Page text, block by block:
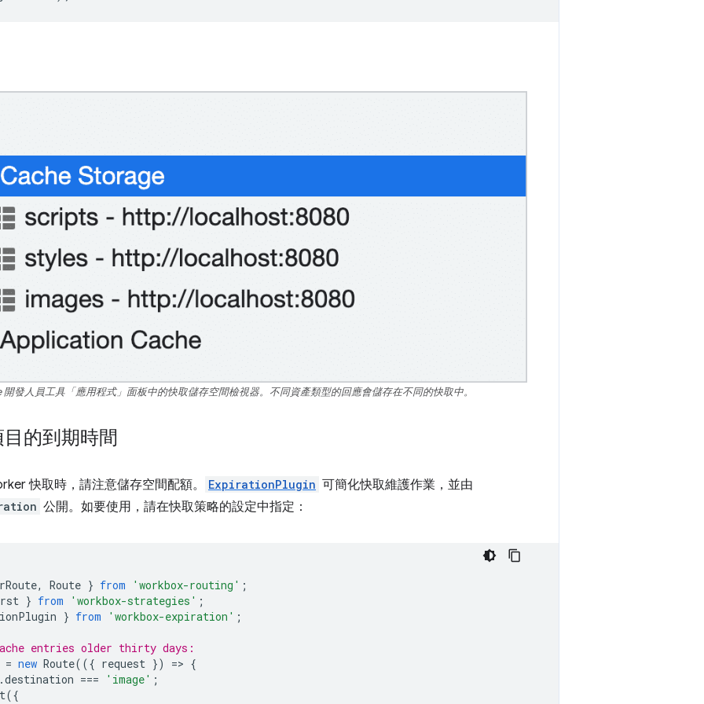
開發人員工具「應用程式」面板中的快取儲存空間檢視器。不同資產類型的回應會儲存在不同的快取中。
的到期時間
快取時，請注意儲存空間配額。 ExpirationPlugin 可簡化快取維護作業，並由
公開。如要使用，請在快取策略的設定中指定：
, Route } from 'workbox-routing' ;
} from 'workbox-strategies' ;
} from 'workbox-expiration' ;
entries older thirty days:
= new Route(({ request }) => {
destination === 'image' ;
({